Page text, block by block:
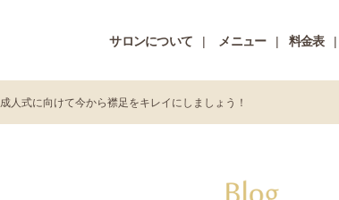
サロンについて メニュー 料金表
成人式に向けて今から襟足をキレイにしましょう！